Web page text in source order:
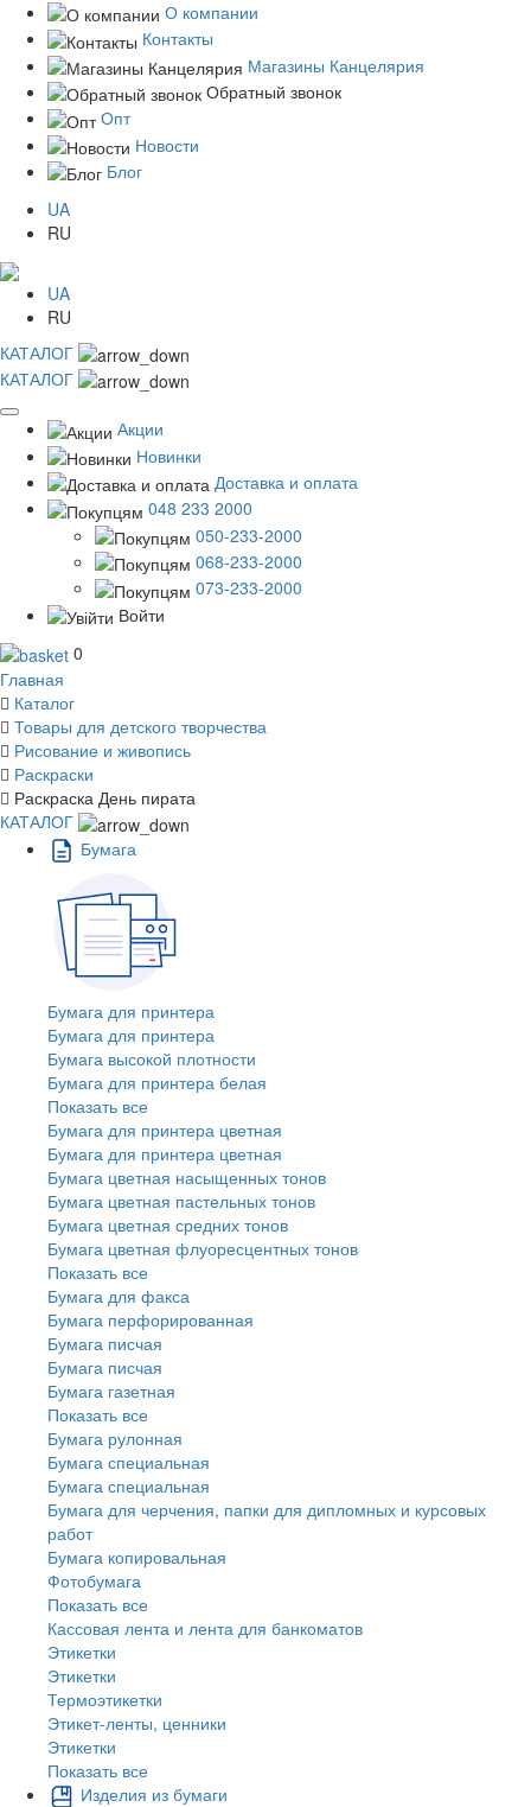
О компании
Контакты
Магазины Канцелярия
Обратный звонок
Опт
Новости
Блог
UA
RU
UA
RU
КАТАЛОГ
КАТАЛОГ
Акции
Новинки
Доставка и оплата
048 233 2000
050-233-2000
068-233-2000
073-233-2000
Войти
0
Главная
Каталог
Товары для детского творчества
Рисование и живопись
Раскраски
Раскраска День пирата
КАТАЛОГ
Бумага
Бумага для принтера
Бумага для принтера
Бумага высокой плотности
Бумага для принтера белая
Показать все
Бумага для принтера цветная
Бумага для принтера цветная
Бумага цветная насыщенных тонов
Бумага цветная пастельных тонов
Бумага цветная средних тонов
Бумага цветная флуоресцентных тонов
Показать все
Бумага для факса
Бумага перфорированная
Бумага писчая
Бумага писчая
Бумага газетная
Показать все
Бумага рулонная
Бумага специальная
Бумага специальная
Бумага для черчения, папки для дипломных и курсовых
работ
Бумага копировальная
Фотобумага
Показать все
Кассовая лента и лента для банкоматов
Этикетки
Этикетки
Термоэтикетки
Этикет-ленты, ценники
Этикетки
Показать все
Изделия из бумаги